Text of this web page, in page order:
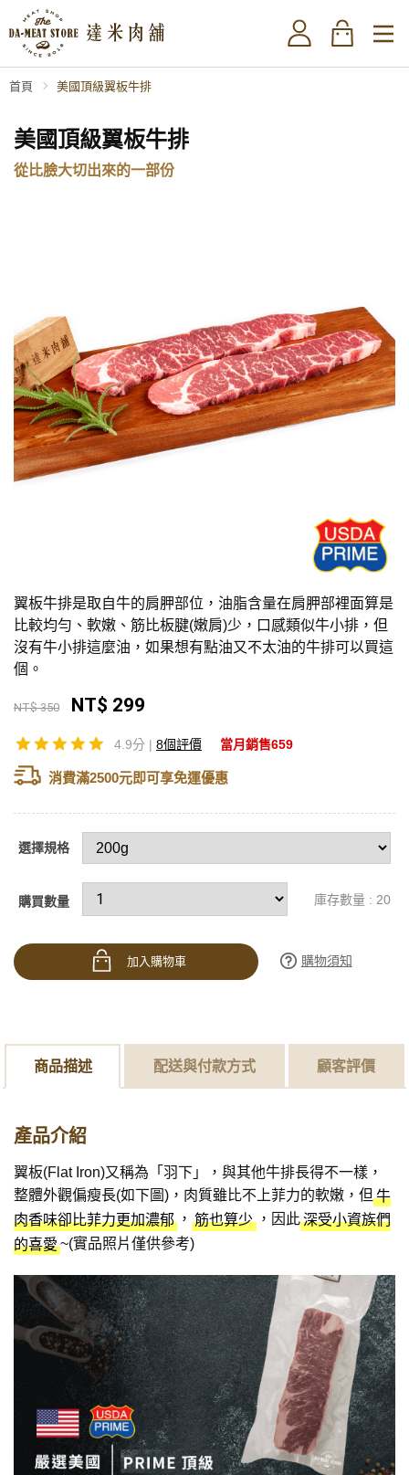
首頁 美國頂級翼板牛排
美國頂級翼板牛排
從比臉大切出來的一部份
翼板牛排是取自牛的肩胛部位，油脂含量在肩胛部裡面算是
比較均勻、軟嫩、筋比板腱(嫩肩)少，口感類似牛小排，但
沒有牛小排這麼油，如果想有點油又不太油的牛排可以買這
個。
NT$ 350 NT$ 299
4.9分 | 8個評價 當月銷售659
消費滿2500元即可享免運優惠
選擇規格
購買數量 庫存數量 : 20
加入購物車 購物須知
商品描述 配送與付款方式 顧客評價
產品介紹
翼板(Flat Iron)又稱為「羽下」，與其他牛排長得不一樣，
整體外觀偏瘦長(如下圖)，肉質雖比不上菲力的軟嫩，但 牛
肉香味卻比菲力更加濃郁 ，筋也算少，因此深受小資族們
的喜愛~(實品照片僅供參考)